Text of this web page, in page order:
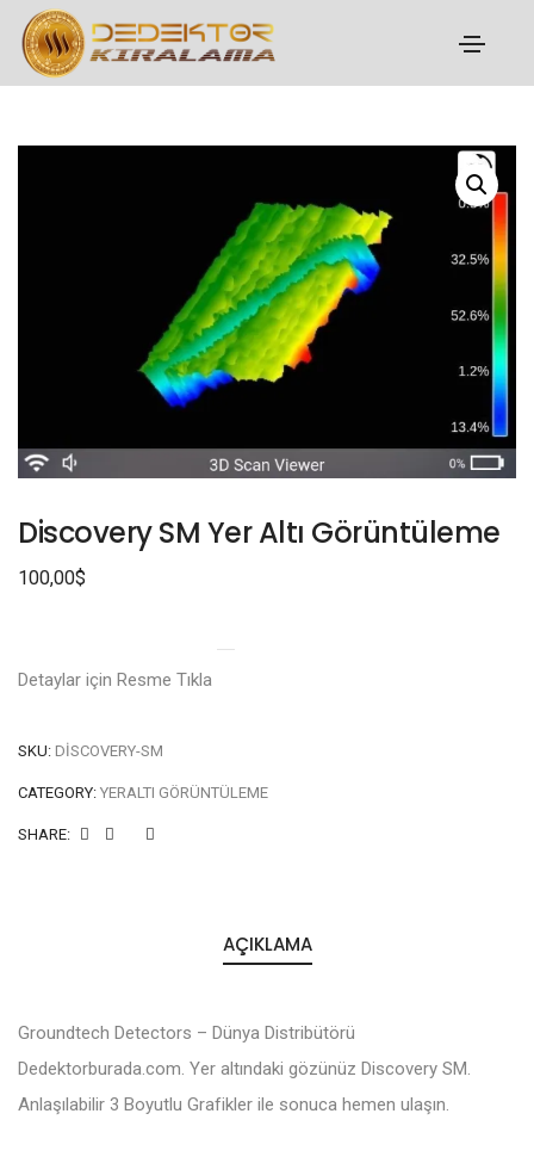
Discovery SM Yer Altı Görüntüleme
100,00$
Detaylar için Resme Tıkla
SKU: DISCOVERY-SM
CATEGORY: YERALTI GÖRÜNTÜLEME
SHARE:
AÇIKLAMA
Groundtech Detectors – Dünya Distribütörü
Dedektorburada.com. Yer altındaki gözünüz Discovery SM.
Anlaşılabilir 3 Boyutlu Grafikler ile sonuca hemen ulaşın.